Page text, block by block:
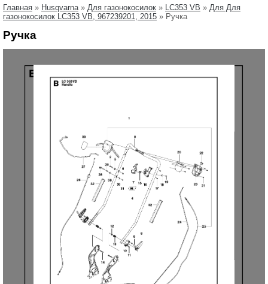
Главная » Husqvarna» Для газонокосилок » LC353 VB » Для Для
газонокосилок LC353 VB, 967239201, 2015 » Ручка
Ручка